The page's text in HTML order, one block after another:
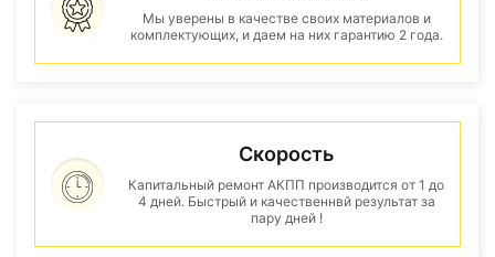
Мы уверены в качестве своих материалов и
комплектующих, и даем на них гарантию 2 года.
Скорость
Капитальный ремонт АКПП производится от 1 до
4 дней. Быстрый и качественнвй результат за
пару дней !